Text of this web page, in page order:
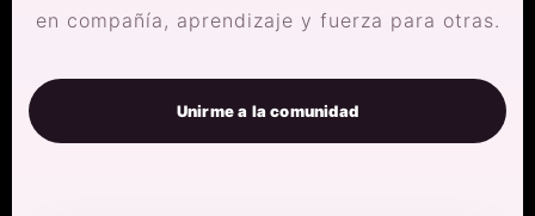
en compañía, aprendizaje y fuerza para otras.
Unirme a la comunidad